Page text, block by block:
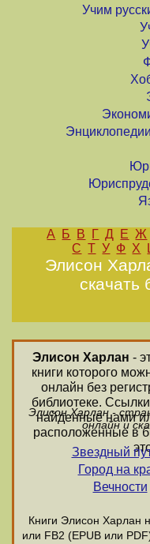
Учим
А Б В Г Д Е Ж
С Т У Ф Х
Элисон
скачать
Элисон Харлан -
книги которого
онлайн без
библиотеке.
найденные нами
расположенные в
Элисон Харлан -
онлайн и
Звездный
Город на
Вечности
Книги Элисон Харлан
или FB2 (EPUB или